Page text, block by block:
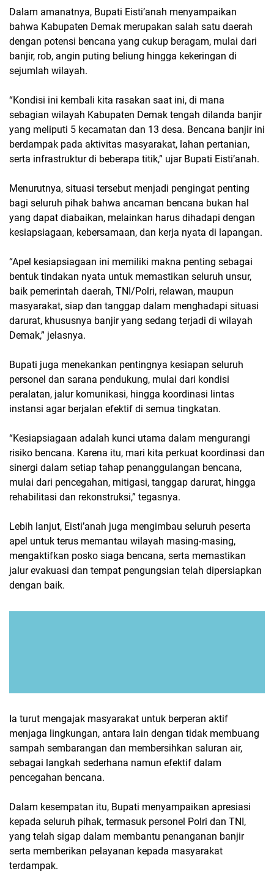
Dalam amanatnya, Bupati Eisti’anah menyampaikan
bahwa Kabupaten Demak merupakan salah satu daerah
dengan potensi bencana yang cukup beragam, mulai dari
banjir, rob, angin puting beliung hingga kekeringan di
sejumlah wilayah.
“Kondisi ini kembali kita rasakan saat ini, di mana
sebagian wilayah Kabupaten Demak tengah dilanda banjir
yang meliputi 5 kecamatan dan 13 desa. Bencana banjir ini
berdampak pada aktivitas masyarakat, lahan pertanian,
serta infrastruktur di beberapa titik,” ujar Bupati Eisti’anah.
Menurutnya, situasi tersebut menjadi pengingat penting
bagi seluruh pihak bahwa ancaman bencana bukan hal
yang dapat diabaikan, melainkan harus dihadapi dengan
kesiapsiagaan, kebersamaan, dan kerja nyata di lapangan.
“Apel kesiapsiagaan ini memiliki makna penting sebagai
bentuk tindakan nyata untuk memastikan seluruh unsur,
baik pemerintah daerah, TNI/Polri, relawan, maupun
masyarakat, siap dan tanggap dalam menghadapi situasi
darurat, khususnya banjir yang sedang terjadi di wilayah
Demak,” jelasnya.
Bupati juga menekankan pentingnya kesiapan seluruh
personel dan sarana pendukung, mulai dari kondisi
peralatan, jalur komunikasi, hingga koordinasi lintas
instansi agar berjalan efektif di semua tingkatan.
“Kesiapsiagaan adalah kunci utama dalam mengurangi
risiko bencana. Karena itu, mari kita perkuat koordinasi dan
sinergi dalam setiap tahap penanggulangan bencana,
mulai dari pencegahan, mitigasi, tanggap darurat, hingga
rehabilitasi dan rekonstruksi,” tegasnya.
Lebih lanjut, Eisti’anah juga mengimbau seluruh peserta
apel untuk terus memantau wilayah masing-masing,
mengaktifkan posko siaga bencana, serta memastikan
jalur evakuasi dan tempat pengungsian telah dipersiapkan
dengan baik.
Ia turut mengajak masyarakat untuk berperan aktif
menjaga lingkungan, antara lain dengan tidak membuang
sampah sembarangan dan membersihkan saluran air,
sebagai langkah sederhana namun efektif dalam
pencegahan bencana.
Dalam kesempatan itu, Bupati menyampaikan apresiasi
kepada seluruh pihak, termasuk personel Polri dan TNI,
yang telah sigap dalam membantu penanganan banjir
serta memberikan pelayanan kepada masyarakat
terdampak.